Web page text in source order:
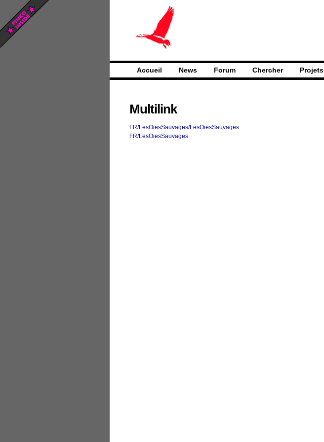
Accueil News Forum Chercher Projets
Multilink
FR/LesOiesSauvages/LesOiesSauvages
FR/LesOiesSauvages